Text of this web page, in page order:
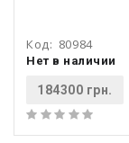
Код: 80984
Нет в наличии
184300 грн.